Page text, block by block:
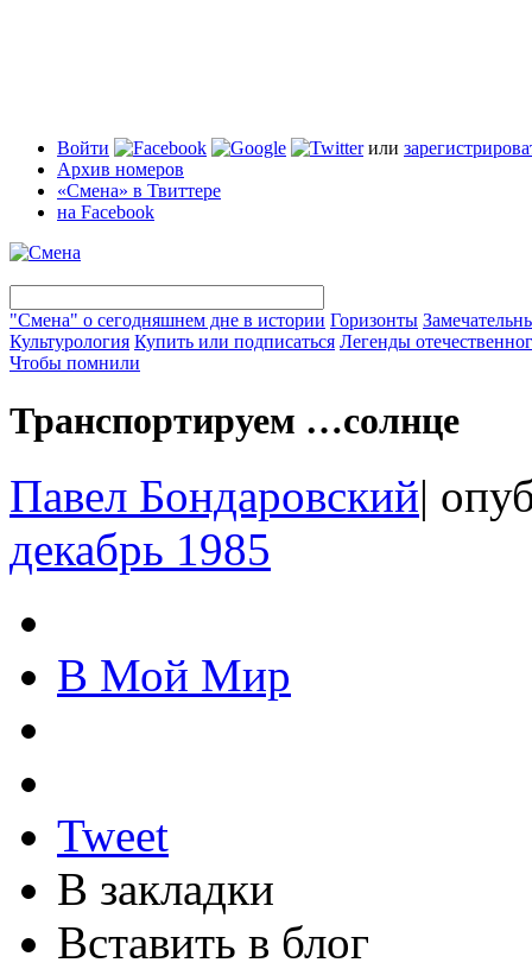
Войти или
Архив номеров
«Смена» в Твиттере
на Facebook
"Смена" о сегодняшнем дне в истории Горизонты
Культурология Купить или подписаться Легенды
Чтобы помнили
Транспортируем …солнце
Павел Бондаровский|
декабрь 1985
В Мой Мир
Tweet
В закладки
Вставить в блог